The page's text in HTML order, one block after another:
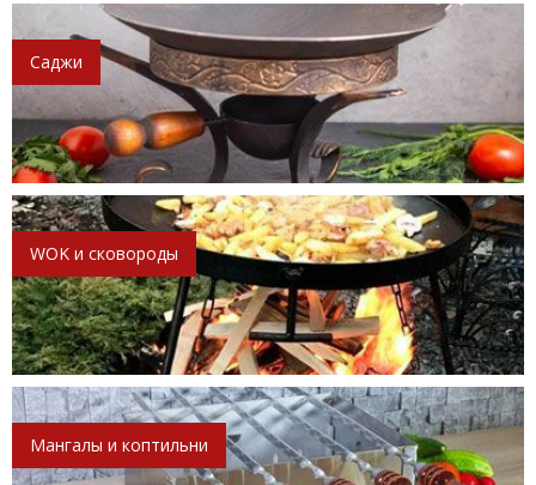
Саджи
WOK и сковороды
Мангалы и коптильни